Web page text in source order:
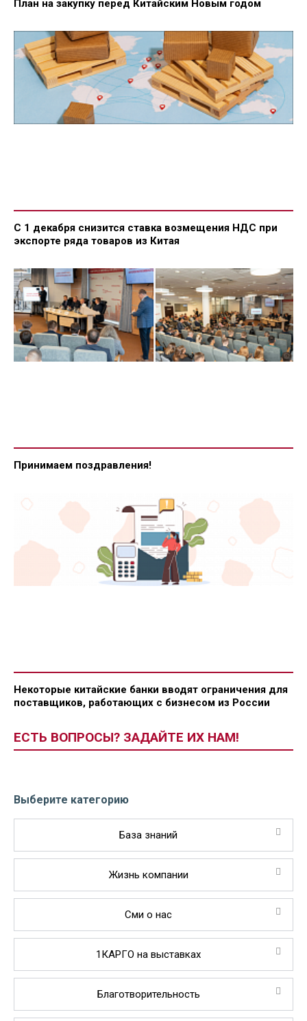
План на закупку перед Китайским Новым годом
С 1 декабря снизится ставка возмещения НДС при
экспорте ряда товаров из Китая
Принимаем поздравления!
Некоторые китайские банки вводят ограничения для
поставщиков, работающих с бизнесом из России
ЕСТЬ ВОПРОСЫ? ЗАДАЙТЕ ИХ НАМ!
Выберите категорию
База знаний
Жизнь компании
Сми о нас
1КАРГО на выставках
Благотворительность